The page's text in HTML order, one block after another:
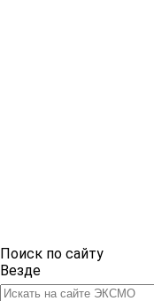
Поиск по сайту
Везде